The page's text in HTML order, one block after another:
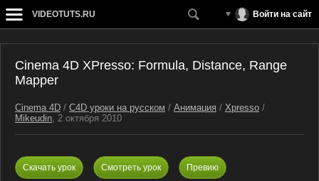
VIDEOTUTS.RU Войти на сайт
Cinema 4D XPresso: Formula, Distance, Range
Mapper
Cinema 4D / C4D уроки на русском / Анимация / Xpresso /
Mikeudin, 2 октября 2010
Скачать урок Смотреть урок Превию